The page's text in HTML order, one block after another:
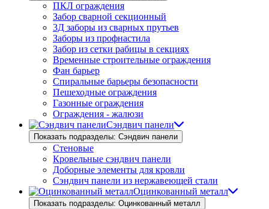
ПКЛ ограждения
Забор сварной секционный
3Д заборы из сварных прутьев
Заборы из профнастила
Забор из сетки рабицы в секциях
Временные строительные ограждения
Фан барьер
Спиральные барьеры безопасности
Пешеходные ограждения
Газонные ограждения
Ограждения - жалюзи
Сэндвич панели
Показать подразделы: Сэндвич панели
Стеновые
Кровельные сэндвич панели
Доборные элементы для кровли
Сэндвич панели из нержавеющей стали
Оцинкованный металл
Показать подразделы: Оцинкованный металл